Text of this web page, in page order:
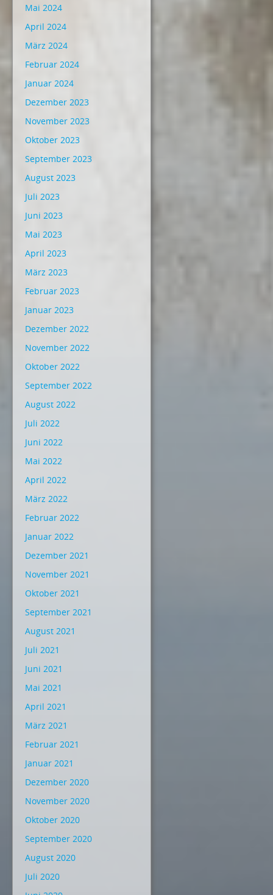
Mai 2024
April 2024
März 2024
Februar 2024
Januar 2024
Dezember 2023
November 2023
Oktober 2023
September 2023
August 2023
Juli 2023
Juni 2023
Mai 2023
April 2023
März 2023
Februar 2023
Januar 2023
Dezember 2022
November 2022
Oktober 2022
September 2022
August 2022
Juli 2022
Juni 2022
Mai 2022
April 2022
März 2022
Februar 2022
Januar 2022
Dezember 2021
November 2021
Oktober 2021
September 2021
August 2021
Juli 2021
Juni 2021
Mai 2021
April 2021
März 2021
Februar 2021
Januar 2021
Dezember 2020
November 2020
Oktober 2020
September 2020
August 2020
Juli 2020